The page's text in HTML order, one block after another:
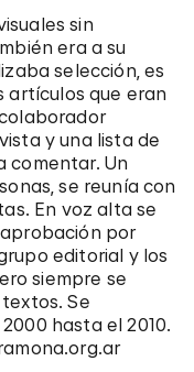
sin
era a su
selección, es
artículos que eran
y una lista de
comentar. Un
se reunía con
En voz alta se
por
editorial y los
siempre se
Se
hasta el 2010.